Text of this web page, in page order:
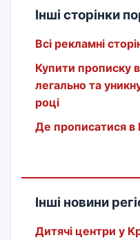
Інші сторінки
Всі рекламні
Купити прописку
легально та
році
Де прописатися в
Інші новини
Дитячі центри у